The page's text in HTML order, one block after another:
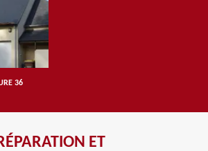
36
ET